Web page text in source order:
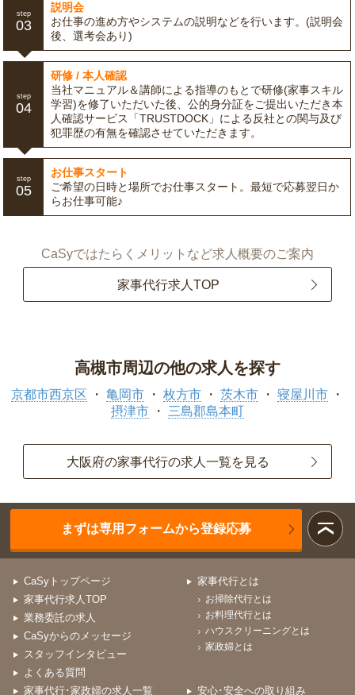
step
03
説明会
お仕事の進め方やシステムの説明などを行います。(説明会
後、選考会あり)
step
04
研修 / 本人確認
当社マニュアル＆講師による指導のもとで研修(家事スキル
学習)を修了いただいた後、公的身分証をご提出いただき本
人確認サービス「TRUSTDOCK」による反社との関与及び
犯罪歴の有無を確認させていただきます。
step
05
お仕事スタート
ご希望の日時と場所でお仕事スタート。最短で応募翌日か
らお仕事可能♪
CaSyではたらくメリットなど求人概要のご案内
家事代行求人TOP
高槻市周辺の他の求人を探す
京都市西京区 亀岡市 枚方市 茨木市
寝屋川市
摂津市
三島郡島本町
大阪府の家事代行の求人一覧を見る
まずは専用フォームから登録応募
CaSyトップページ
家事代行求人TOP
業務委託の求人
CaSyからのメッセージ
スタッフインタビュー
よくある質問
家事代行とは
お掃除代行とは
お料理代行とは
ハウスクリーニングとは
家政婦とは
家事代行･家政婦の求人一覧 安心･安全への取り組み